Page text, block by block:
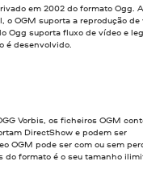
em 2002 do formato Ogg.
OGM suporta a reprodução de
Ogg suporta fluxo de vídeo e
é desenvolvido.
Vorbis, os ficheiros OGM
DirectShow e podem ser
OGM pode ser com ou sem
formato é o seu tamanho